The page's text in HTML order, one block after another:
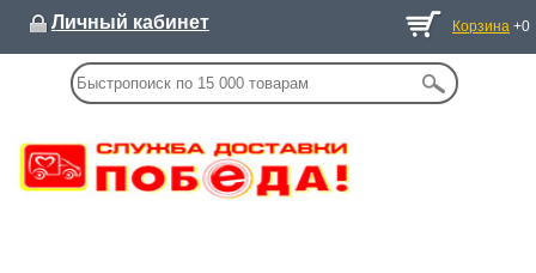
Личный кабинет Корзина +0